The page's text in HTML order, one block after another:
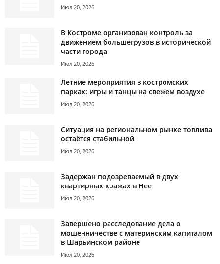
Июл 20, 2026
В Костроме организован контроль за
движением большегрузов в исторической
части города
Июл 20, 2026
Летние мероприятия в костромских
парках: игры и танцы на свежем воздухе
Июл 20, 2026
Ситуация на региональном рынке топлива
остаётся стабильной
Июл 20, 2026
Задержан подозреваемый в двух
квартирных кражах в Нее
Июл 20, 2026
Завершено расследование дела о
мошенничестве с материнским капиталом
в Шарьинском районе
Июл 20, 2026